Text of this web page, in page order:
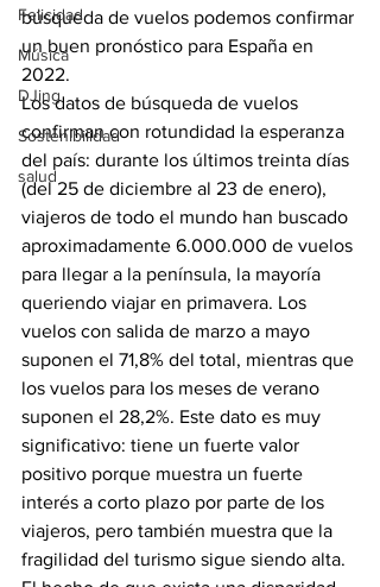
Felicidad
Música
DJing
Sostenibilidad
salud
búsqueda de vuelos podemos confirmar
un buen pronóstico para España en
2022.
Los datos de búsqueda de vuelos
confirman con rotundidad la esperanza
del país: durante los últimos treinta días
(del 25 de diciembre al 23 de enero),
viajeros de todo el mundo han buscado
aproximadamente 6.000.000 de vuelos
para llegar a la península, la mayoría
queriendo viajar en primavera. Los
vuelos con salida de marzo a mayo
suponen el 71,8% del total, mientras que
los vuelos para los meses de verano
suponen el 28,2%. Este dato es muy
significativo: tiene un fuerte valor
positivo porque muestra un fuerte
interés a corto plazo por parte de los
viajeros, pero también muestra que la
fragilidad del turismo sigue siendo alta.